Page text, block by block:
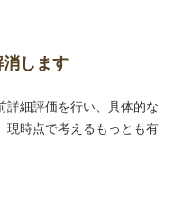
します
詳細評価を行い、具体的な
現時点で考えるもっとも有